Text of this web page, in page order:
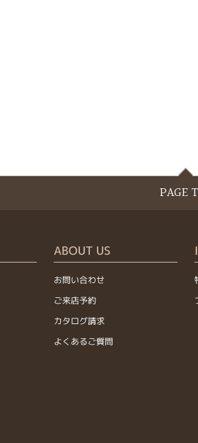
PAGE
ABOUT US
お問い合わせ
ご来店予約
カタログ請求
よくあるご質問